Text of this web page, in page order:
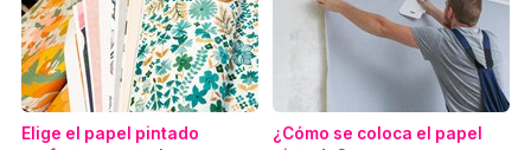
Elige el papel pintado
¿Cómo se coloca el papel